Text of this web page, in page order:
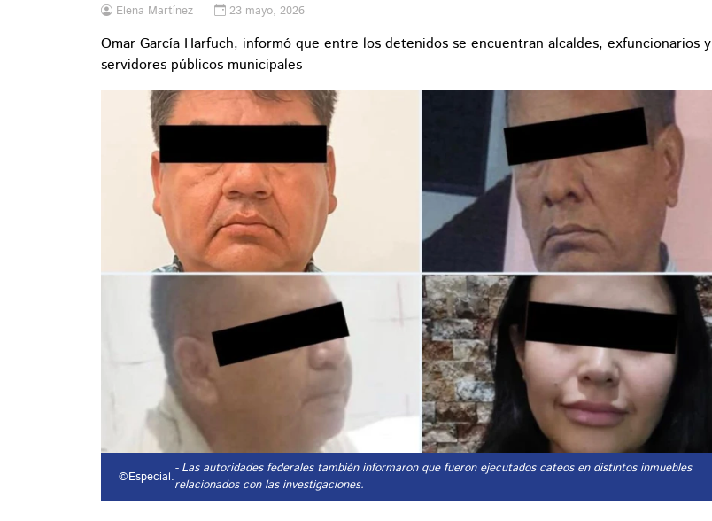
Elena Martínez 23 mayo, 2026
Omar García Harfuch, informó que entre los detenidos se encuentran alcaldes, exfuncionarios y
servidores públicos municipales
©Especial.- Las autoridades federales también informaron que fueron ejecutados cateos en distintos inmuebles
relacionados con las investigaciones.